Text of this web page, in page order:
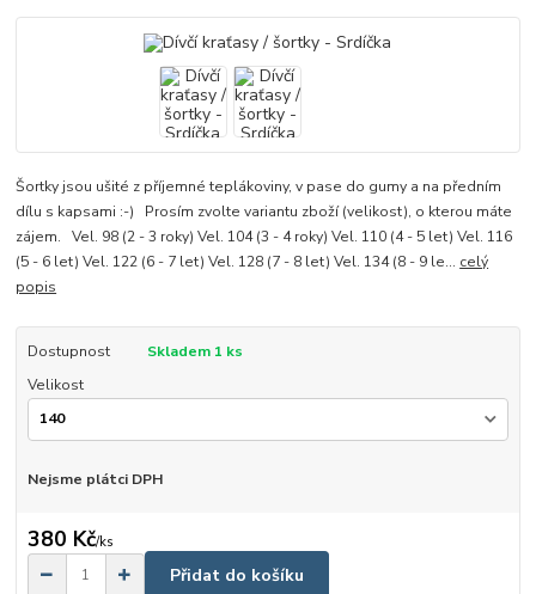
Šortky jsou ušité z příjemné teplákoviny, v pase do gumy a na předním
dílu s kapsami :-) Prosím zvolte variantu zboží (velikost), o kterou máte
zájem. Vel. 98 (2 - 3 roky) Vel. 104 (3 - 4 roky) Vel. 110 (4 - 5 let) Vel. 116
(5 - 6 let) Vel. 122 (6 - 7 let) Vel. 128 (7 - 8 let) Vel. 134 (8 - 9 le... celý
popis
Dostupnost
Skladem 1 ks
Velikost
Nejsme plátci DPH
380 Kč/ks
Přidat do košíku